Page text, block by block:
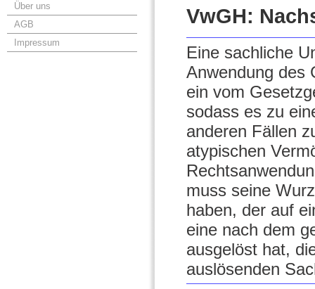
Über uns
AGB
Impressum
VwGH:
Eine sachliche
Anwendung des
ein vom
sodass es zu
anderen Fällen
atypischen
muss seine
haben, der auf
eine nach dem
ausgelöst hat,
auslösenden